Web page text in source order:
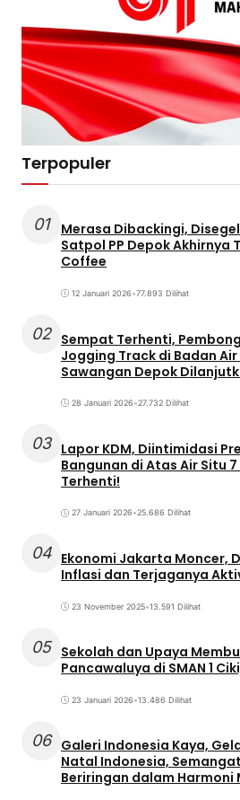
Terpopuler
01
Merasa Dibackingi,
Satpol PP Depok Akhirnya
Coffee
12 Januari 2026•77.893 Dilihat
02 Sempat Terhenti,
Jogging Track di Badan
Sawangan Depok
28 Januari 2026•27.732 Dilihat
03 Lapor KDM, Diintimidasi
Bangunan di Atas Air Situ
Terhenti!
27 Januari 2026•25.686 Dilihat
04 Ekonomi Jakarta Moncer,
Inflasi dan Terjaganya
23 November 2025•13.591 Dilihat
05 Sekolah dan Upaya
Pancawaluya di SMAN 1
23 Januari 2026•13.486 Dilihat
06 Galeri Indonesia Kaya,
Natal Indonesia,
Beriringan dalam Harmoni